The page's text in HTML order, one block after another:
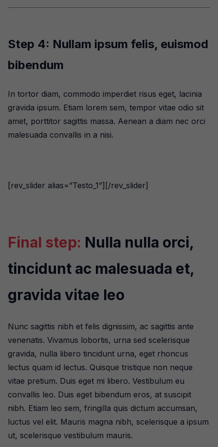
Step 4: Nullam ipsum felis, euismod
bibendum
In tortor diam, commodo imperdiet risus eget, lacinia
gravida ipsum. Etiam lorem sem, tempor vitae odio sit
amet, porttitor sagittis massa. Aenean a diam nec orci
malesuada convallis in a nisi.
[rev_slider alias=”Testo_1”][/rev_slider]
Final step: Nulla nulla orci,
tincidunt ac malesuada et,
gravida vitae leo
Nunc sagittis nibh et felis dignissim, ac sagittis ante
venenatis. Vivamus lobortis, urna sed scelerisque
gravida, nulla libero tincidunt urna, eget rhoncus
lectus quam id lectus. Quisque tristique non neque
vitae pretium. Duis eget mi libero. Vestibulum eu
convallis leo. Duis eget bibendum eros, at suscipit
nibh. Etiam leo sem, fringilla quis dictum accumsan,
luctus vel elit. Mauris magna nibh, scelerisque a ipsum
ut, scelerisque vestibulum mauris.